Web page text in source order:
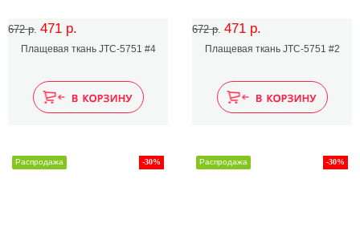
672 р. 471 р.
Плащевая ткань JTC-5751 #4
672 р. 471 р.
Плащевая ткань JTC-5751 #2
-30%
Распродажа -30%
Распродажа